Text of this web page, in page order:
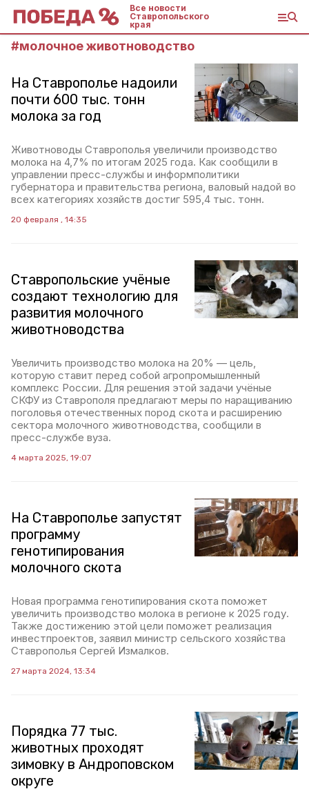
Все новости
Ставропольского
края
#молочное животноводство
На Ставрополье надоили
почти 600 тыс. тонн
молока за год
Животноводы Ставрополья увеличили производство
молока на 4,7% по итогам 2025 года. Как сообщили в
управлении пресс-службы и информполитики
губернатора и правительства региона, валовый надой во
всех категориях хозяйств достиг 595,4 тыс. тонн.
20 февраля , 14:35
Ставропольские учёные
создают технологию для
развития молочного
животноводства
Увеличить производство молока на 20% — цель,
которую ставит перед собой агропромышленный
комплекс России. Для решения этой задачи учёные
СКФУ из Ставрополя предлагают меры по наращиванию
поголовья отечественных пород скота и расширению
сектора молочного животноводства, сообщили в
пресс-службе вуза.
4 марта 2025, 19:07
На Ставрополье запустят
программу
генотипирования
молочного скота
Новая программа генотипирования скота поможет
увеличить производство молока в регионе к 2025 году.
Также достижению этой цели поможет реализация
инвестпроектов, заявил министр сельского хозяйства
Ставрополья Сергей Измалков.
27 марта 2024, 13:34
Порядка 77 тыс.
животных проходят
зимовку в Андроповском
округе